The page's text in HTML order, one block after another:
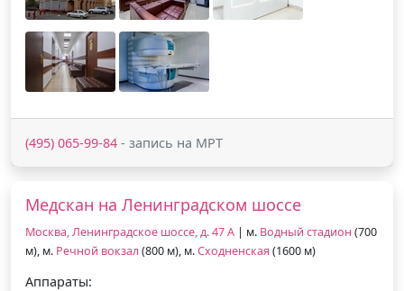
(495) 065-99-84 - запись на МРТ
Медскан на Ленинградском шоссе
Москва, Ленинградское шоссе, д. 47 А | м. Водный стадион (700
м), м. Речной вокзал(800 м), м.Сходненская (1600 м)
Аппараты: